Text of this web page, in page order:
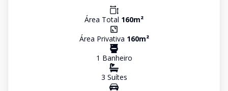
Área Total 160m²
Área Privativa 160m²
1 Banheiro
3 Suítes